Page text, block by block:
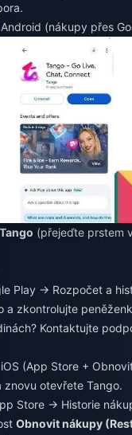
(nákupy přes
(přejeďte prstem
Play → Rozpočet a
a zkontrolujte
Kontaktujte
(App Store +
znovu otevřete Tango.
Store → Historie
Obnovit nákupy